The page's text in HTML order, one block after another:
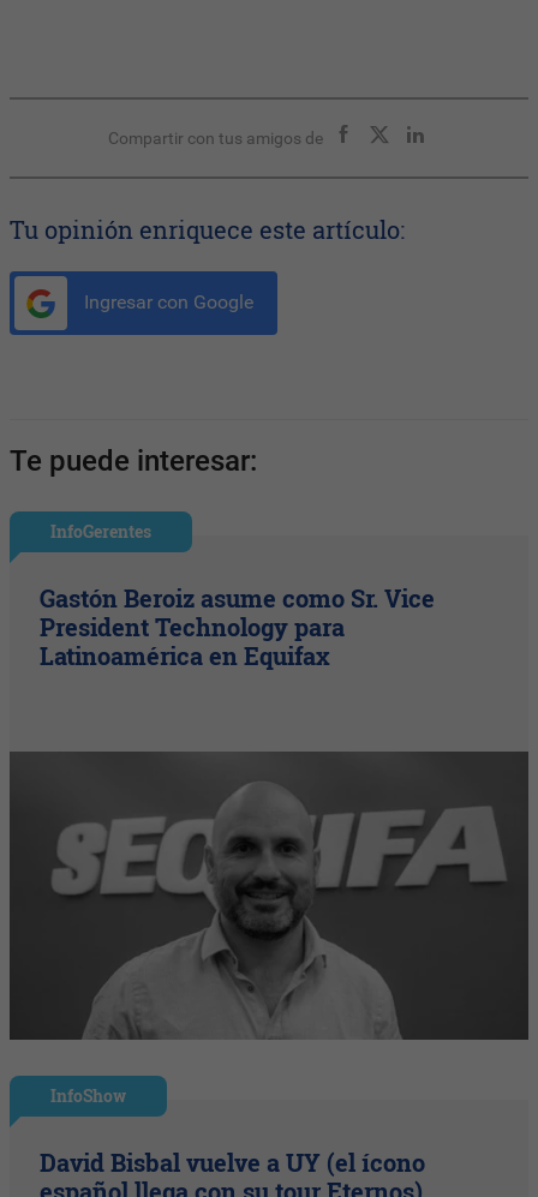
Compartir con tus amigos de
Tu opinión enriquece este artículo:
Ingresar con Google
Te puede interesar:
InfoGerentes
Gastón Beroiz asume como Sr. Vice
President Technology para
Latinoamérica en Equifax
InfoShow
David Bisbal vuelve a UY (el ícono